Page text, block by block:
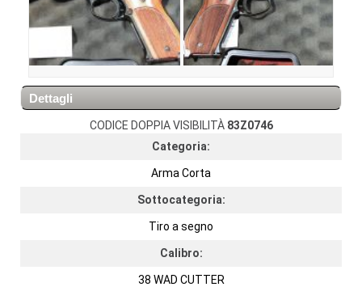
Dettagli
CODICE DOPPIA VISIBILITÀ83Z0746
Categoria:
Arma Corta
Sottocategoria:
Tiro a segno
Calibro:
38 WAD CUTTER